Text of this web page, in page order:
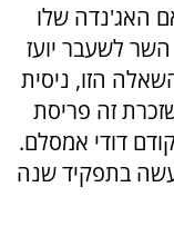
האג'נדה שלו
לשעבר יועז
הזו, ניסית
זה פריסת
דודי אמסלם.
בתפקיד שנה